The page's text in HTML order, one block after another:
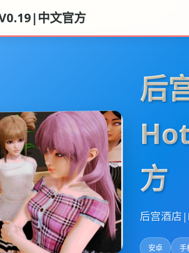
中文官方
后
方
后宫酒店
安卓 手